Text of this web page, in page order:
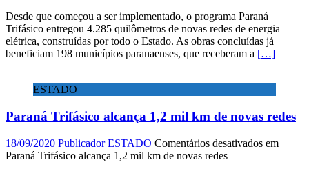
Desde que começou a ser implementado, o programa Paraná
Trifásico entregou 4.285 quilômetros de novas redes de energia
elétrica, construídas por todo o Estado. As obras concluídas já
beneficiam 198 municípios paranaenses, que receberam a […]
ESTADO
Paraná Trifásico alcança 1,2 mil km de novas redes
18/09/2020 Publicador ESTADO Comentários desativados em
Paraná Trifásico alcança 1,2 mil km de novas redes